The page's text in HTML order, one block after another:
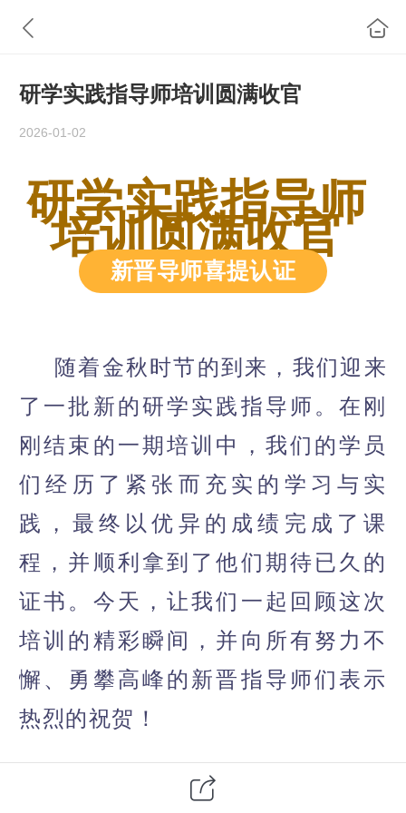
研学实践指导师培训圆满收官
2026-01-02
研学实践指导师
培训圆满收官
新晋导师喜提认证
随着金秋时节的到来，我们迎来
了一批新的研学实践指导师。在刚
刚结束的一期培训中，我们的学员
们经历了紧张而充实的学习与实
践，最终以优异的成绩完成了课
程，并顺利拿到了他们期待已久的
证书。今天，让我们一起回顾这次
培训的精彩瞬间，并向所有努力不
懈、勇攀高峰的新晋指导师们表示
热烈的祝贺！
培训回顾